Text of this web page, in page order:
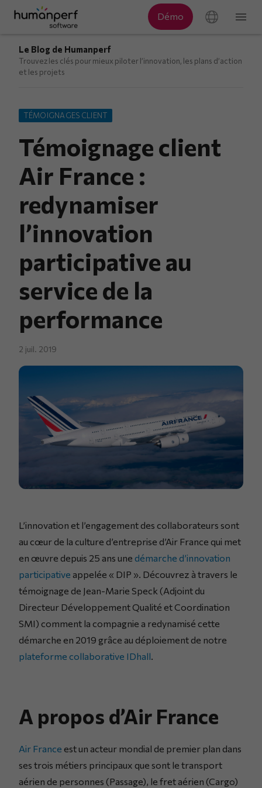
Le Blog de Humanperf
Trouvez les clés pour mieux piloter l’innovation, les plans d’action
et les projets
TÉMOIGNAGES CLIENT
Témoignage client
Air France :
redynamiser
l’innovation
participative au
service de la
performance
2 juil. 2019
L’innovation et l’engagement des collaborateurs sont
au cœur de la culture d’entreprise d’Air France qui met
en œuvre depuis 25 ans une démarche d’innovation
participative appelée « DIP ». Découvrez à travers le
témoignage de Jean-Marie Speck (Adjoint du
Directeur Développement Qualité et Coordination
SMI) comment la compagnie a redynamisé cette
démarche en 2019 grâce au déploiement de notre
plateforme collaborative IDhall
A propos d’Air France
Air France est un acteur mondial de premier plan dans
ses trois métiers principaux que sont le transport
aérien de personnes (Passage), le fret aérien (Cargo)